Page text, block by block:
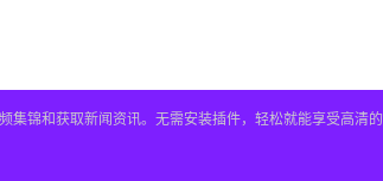
集锦和获取新闻资讯。无需安装插件，轻松就能享受高清的